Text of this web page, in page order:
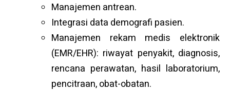
Manajemen antrean.
Integrasi data demografi pasien.
Manajemen rekam medis elektronik
(EMR/EHR): riwayat penyakit, diagnosis,
rencana perawatan, hasil laboratorium,
pencitraan, obat-obatan.